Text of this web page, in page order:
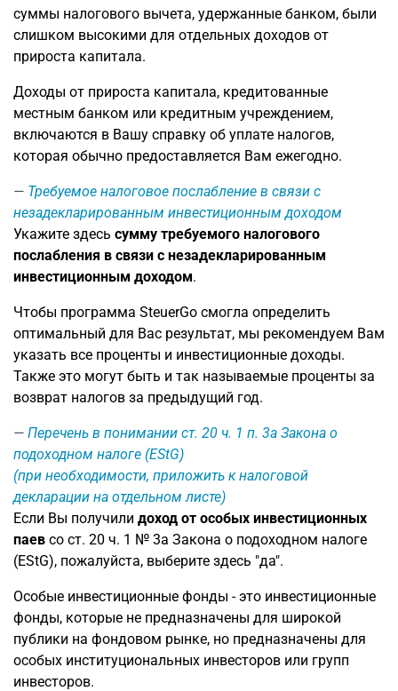
суммы налогового вычета, удержанные банком, были
слишком высокими для отдельных доходов от
прироста капитала.
Доходы от прироста капитала, кредитованные
местным банком или кредитным учреждением,
включаются в Вашу справку об уплате налогов,
которая обычно предоставляется Вам ежегодно.
Требуемое налоговое послабление в связи с
незадекларированным инвестиционным доходом
Укажите здесь сумму требуемого налогового
послабления в связи с незадекларированным
инвестиционным доходом.
Чтобы программа SteuerGo смогла определить
оптимальный для Вас результат, мы рекомендуем Вам
указать все проценты и инвестиционные доходы.
Также это могут быть и так называемые проценты за
возврат налогов за предыдущий год.
Перечень в понимании ст. 20 ч. 1 п. 3a Закона о
подоходном налоге (EStG)
(при необходимости, приложить к налоговой
декларации на отдельном листе)
Если Вы получили доход от особых инвестиционных
паев со ст. 20 ч. 1 № 3a Закона о подоходном налоге
(EStG), пожалуйста, выберите здесь "да".
Особые инвестиционные фонды - это инвестиционные
фонды, которые не предназначены для широкой
публики на фондовом рынке, но предназначены для
особых институциональных инвесторов или групп
инвесторов.